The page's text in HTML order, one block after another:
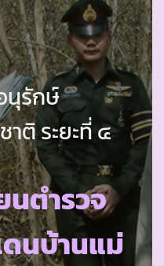
นุรักษ์
ติ ระยะที่ ๔
นตำรวจ
ดนบ้านแม่